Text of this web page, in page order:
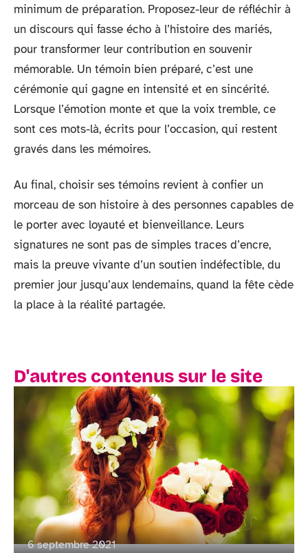
minimum de préparation. Proposez-leur de réfléchir à
un discours qui fasse écho à l’histoire des mariés,
pour transformer leur contribution en souvenir
mémorable. Un témoin bien préparé, c’est une
cérémonie qui gagne en intensité et en sincérité.
Lorsque l’émotion monte et que la voix tremble, ce
sont ces mots-là, écrits pour l’occasion, qui restent
gravés dans les mémoires.
Au final, choisir ses témoins revient à confier un
morceau de son histoire à des personnes capables de
le porter avec loyauté et bienveillance. Leurs
signatures ne sont pas de simples traces d’encre,
mais la preuve vivante d’un soutien indéfectible, du
premier jour jusqu’aux lendemains, quand la fête cède
la place à la réalité partagée.
D'autres contenus sur le site
6 septembre 2021